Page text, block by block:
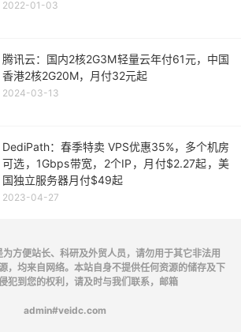
2022-01-03
腾讯云：国内2核2G3M轻量云年付61元，中国
香港2核2G20M，月付32元起
2024-03-13
DediPath：春季特卖 VPS优惠35%，多个机房
可选，1Gbps带宽，2个IP，月付$2.27起，美
国独立服务器月付$49起
2023-04-27
为方便站长、科研及外贸人员，请勿用于其它非法用
，均来自网络。本站自身不提供任何资源的储存及下
犯到您的权利，请及时与我们联系，邮箱
admin#veidc.com